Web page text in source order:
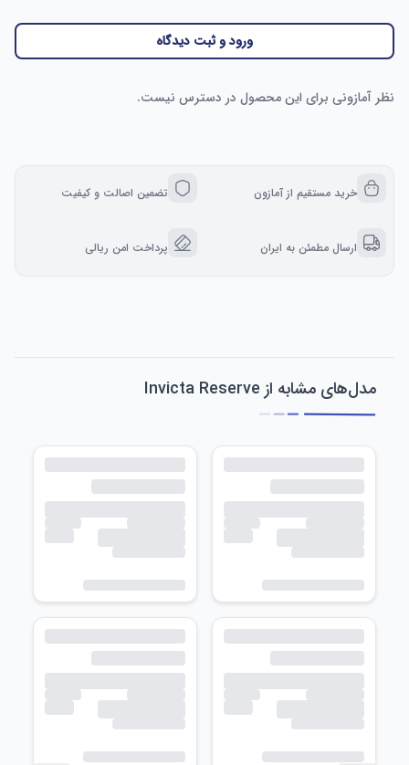
ورود و ثبت دیدگاه
نظر آمازونی برای این محصول در دسترس نیست.
خرید مستقیم از آمازون تضمین اصالت و کیفیت
ارسال مطمئن به ایران پرداخت امن ریالی
مدل‌های مشابه از Invicta Reserve